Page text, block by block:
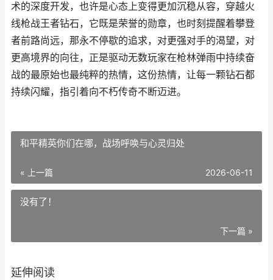
术的深度开发，也许是心态上变得更加沉稳从容，穿越火
线枪战王者钻石，它既是荣誉的勋章，也时刻提醒着攀登
者前路尚远，那永不停歇的追求，对更强对手的渴望，对
更高境界的向往，正是驱动无数玩家在枪林弹雨中持续奋
战的最原始也最纯粹的热情，这份热情，让每一颗钻石都
持续闪耀，指引着向不朽传奇不断迈进。
和平精英你们在哪，战场呼唤与心灵归处
« 上一篇 2026-06-11
没有了！
下一篇 »
延伸阅读